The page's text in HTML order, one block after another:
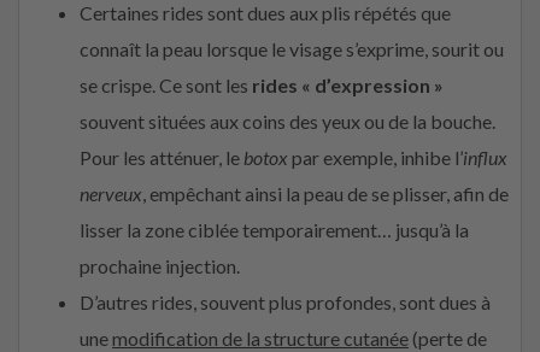
Certaines rides sont dues aux plis répétés que
connaît la peau lorsque le visage s’exprime, sourit ou
se crispe. Ce sont les rides « d’expression »
souvent situées aux coins des yeux ou de la bouche.
Pour les atténuer, le botox par exemple, inhibe l’influx
nerveux, empêchant ainsi la peau de se plisser, afin de
lisser la zone ciblée temporairement… jusqu’à la
prochaine injection.
D’autres rides, souvent plus profondes, sont dues à
unemodification de la structure cutanée (perte de